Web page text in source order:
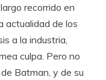
recorrido en
actualidad de los
a la industria,
culpa. Pero no
Batman, y de su